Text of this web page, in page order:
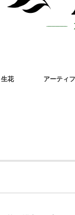
生花 アーティ